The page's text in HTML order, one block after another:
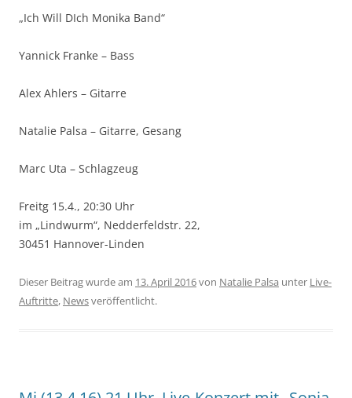
„Ich Will DIch Monika Band“
Yannick Franke – Bass
Alex Ahlers – Gitarre
Natalie Palsa – Gitarre, Gesang
Marc Uta – Schlagzeug
Freitg 15.4., 20:30 Uhr
im „Lindwurm“, Nedderfeldstr. 22,
30451 Hannover-Linden
Dieser Beitrag wurde am 13. April 2016von Natalie Palsa unter Live-
Auftritte, Newsveröffentlicht.